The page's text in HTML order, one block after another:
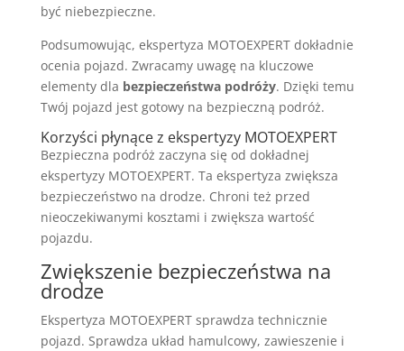
być niebezpieczne.
Podsumowując, ekspertyza MOTOEXPERT dokładnie
ocenia pojazd. Zwracamy uwagę na kluczowe
elementy dla bezpieczeństwa podróży. Dzięki temu
Twój pojazd jest gotowy na bezpieczną podróż.
Korzyści płynące z ekspertyzy MOTOEXPERT
Bezpieczna podróż zaczyna się od dokładnej
ekspertyzy MOTOEXPERT. Ta ekspertyza zwiększa
bezpieczeństwo na drodze. Chroni też przed
nieoczekiwanymi kosztami i zwiększa wartość
pojazdu.
Zwiększenie bezpieczeństwa na
drodze
Ekspertyza MOTOEXPERT sprawdza technicznie
pojazd. Sprawdza układ hamulcowy, zawieszenie i